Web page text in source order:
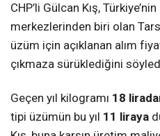
CHP’li Gülcan Kış,
merkezlerinden biri olan
üzüm için açıklanan alım
çıkmaza sürüklediğini
Geçen yıl kilogramı 18
tipi üzümün bu yıl 11 liraya